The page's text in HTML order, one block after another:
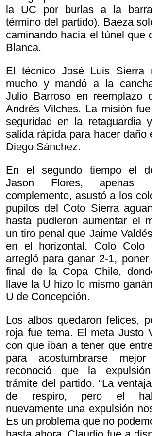
la UC por burlas a la
término del partido). Baeza
caminando hacia el túnel que
Blanca.
El técnico José Luis Sierra
mucho y mandó a la
Julio Barroso en reemplazo
Andrés Vilches. La misión
seguridad en la retaguardia
salida rápida para hacer daño
Diego Sánchez.
En el segundo tiempo el
Jason Flores, apenas
complemento, asustó a los
pupilos del Coto Sierra
hasta pudieron aumentar el
un tiro penal que Jaime
en el horizontal. Colo Colo
arregló para ganar 2-1,
final de la Copa Chile,
llave la U hizo lo mismo
U de Concepción.
Los albos quedaron felices,
roja fue tema. El meta Justo
con que iban a tener que
para acostumbrarse
reconoció que la
trámite del partido. “La
de respiro, pero el
nuevamente una expulsión
Es un problema que no